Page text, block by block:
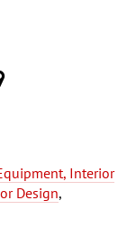
Interior
Design,